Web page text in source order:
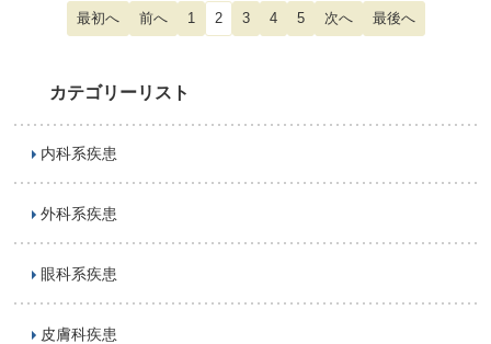
1 2 3 4 5
カテゴリーリスト
内科系疾患
外科系疾患
眼科系疾患
皮膚科疾患